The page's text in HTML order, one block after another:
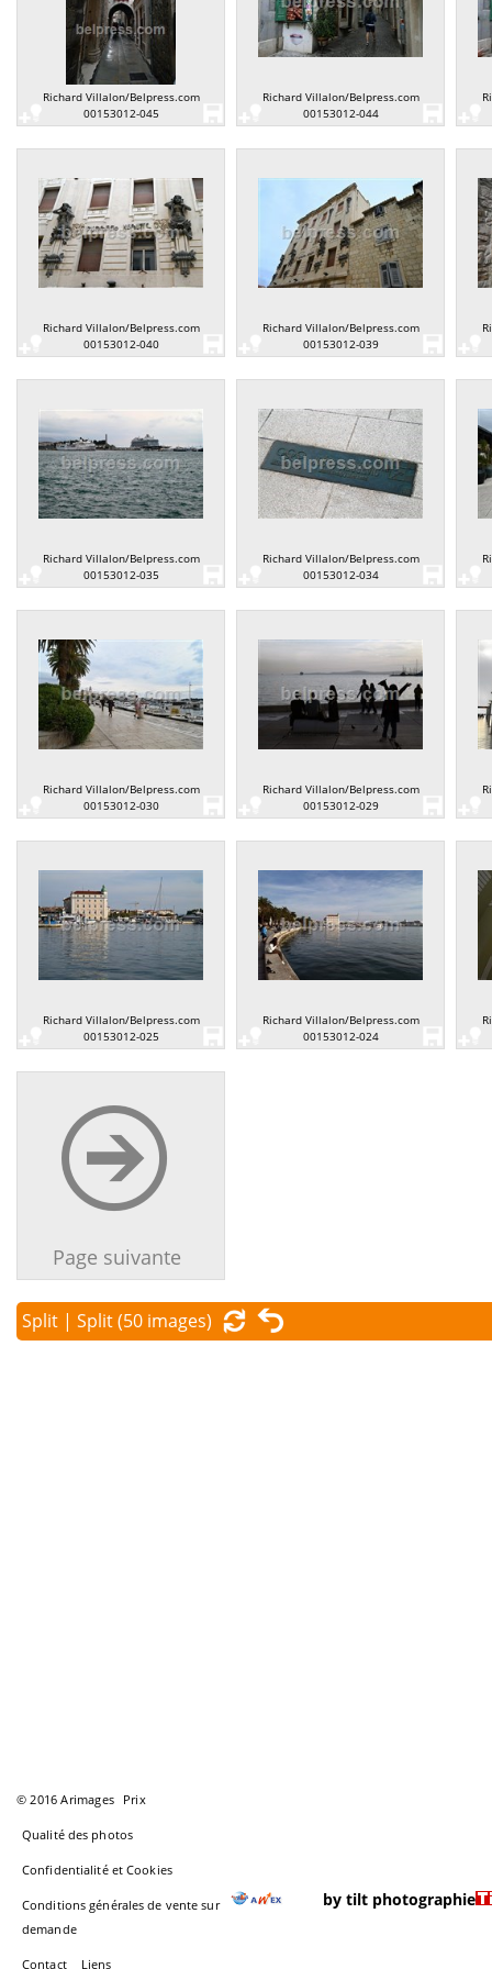
Richard Villalon/Belpress.com
00153012-045
Richard Villalon/Belpress.com
00153012-044
Richard Villalon/Belpress.com
00153012-040
Richard Villalon/Belpress.com
00153012-039
Richard Villalon/Belpress.com
00153012-035
Richard Villalon/Belpress.com
00153012-034
Richard Villalon/Belpress.com
00153012-030
Richard Villalon/Belpress.com
00153012-029
Richard Villalon/Belpress.com
00153012-025
Richard Villalon/Belpress.com
00153012-024
Page suivante
Split | Split(50 images)
© 2016 Arimages Prix
Qualité des photos
Confidentialité et Cookies
Conditions générales de vente sur
demande
Contact Liens
by tilt photographie